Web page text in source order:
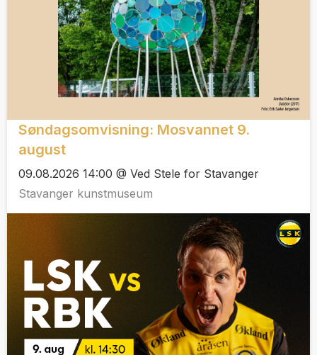
Søndagsomvisning: Mosvannet 9.
august
09.08.2026 14:00 @ Ved Stele for Stavanger
Stavanger kunstmuseum